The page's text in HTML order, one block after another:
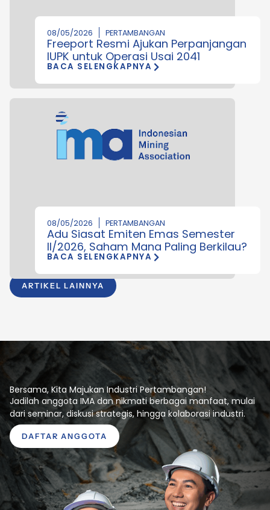
ARTIKEL LAINNYA
08/05/2026 PERTAMBANGAN
Freeport Resmi Ajukan Perpanjangan
IUPK untuk Operasi Usai 2041
BACA SELENGKAPNYA
08/05/2026 PERTAMBANGAN
Adu Siasat Emiten Emas Semester
II/2026, Saham Mana Paling Berkilau?
BACA SELENGKAPNYA
Bersama, Kita Majukan Industri Pertambangan!
Jadilah anggota IMA dan nikmati berbagai manfaat, mulai
dari seminar, diskusi strategis, hingga kolaborasi industri.
DAFTAR ANGGOTA